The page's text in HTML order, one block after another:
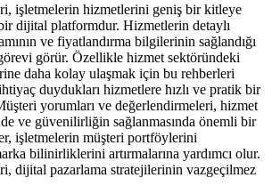
işletmelerin hizmetlerini geniş bir kitleye
dijital platformdur. Hizmetlerin detaylı
ve fiyatlandırma bilgilerinin sağlandığı
görür. Özellikle hizmet sektöründeki
daha kolay ulaşmak için bu rehberleri
duydukları hizmetlere hızlı ve pratik bir
yorumları ve değerlendirmeleri, hizmet
ve güvenilirliğin sağlanmasında önemli bir
işletmelerin müşteri portföylerini
bilinirliklerini artırmalarına yardımcı olur.
dijital pazarlama stratejilerinin vazgeçilmez